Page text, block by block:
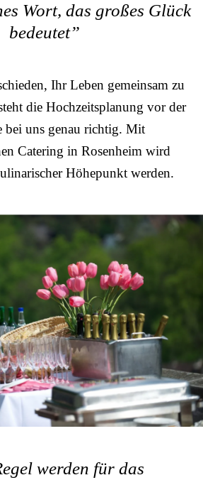
Wort, das großes Glück
bedeutet”
Ihr Leben gemeinsam zu
die Hochzeitsplanung vor der
bei uns genau richtig. Mit
Catering in Rosenheim wird
Höhepunkt werden.
werden für das